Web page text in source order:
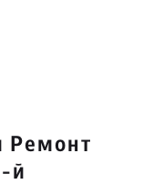
Ремонт
й